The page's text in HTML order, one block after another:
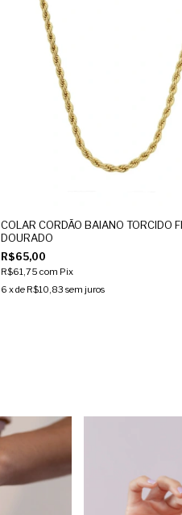
COLAR CORDÃO BAIANO TORCIDO
DOURADO
R$65,00
R$61,75 com Pix
6 x de R$10,83 sem juros